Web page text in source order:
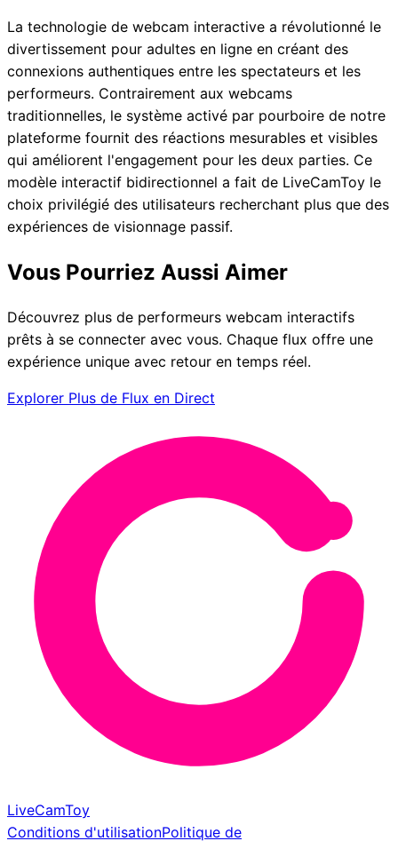
La technologie de webcam interactive a révolutionné le
divertissement pour adultes en ligne en créant des
connexions authentiques entre les spectateurs et les
performeurs. Contrairement aux webcams
traditionnelles, le système activé par pourboire de notre
plateforme fournit des réactions mesurables et visibles
qui améliorent l'engagement pour les deux parties. Ce
modèle interactif bidirectionnel a fait de LiveCamToy le
choix privilégié des utilisateurs recherchant plus que des
expériences de visionnage passif.
Vous Pourriez Aussi Aimer
Découvrez plus de performeurs webcam interactifs
prêts à se connecter avec vous. Chaque flux offre une
expérience unique avec retour en temps réel.
Explorer Plus de Flux en Direct
LiveCamToy
Conditions d'utilisationPolitique de